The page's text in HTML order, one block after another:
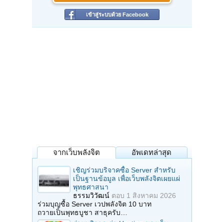
เข้าสู่ระบบด้วย Facebook
จากเว็บพลังจิต อัพเดทล่าสุด
เชิญร่วมบริจาคซื้อ Server สำหรับ
เป็นฐานข้อมูล เพื่อเว็บพลังจิตเผยแผ่
พุทธศาสนา
ธรรมวิวัฒน์ ตอบ 1 สิงหาคม 2026
ร่วมบุญซื้อ Server เวปพลังจิต 10 บาท
ถวายเป็นพุทธบูชา สาธุครับ…